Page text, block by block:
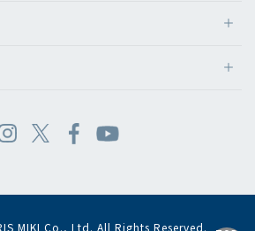
MIKI Co., Ltd. All Rights Reserved.